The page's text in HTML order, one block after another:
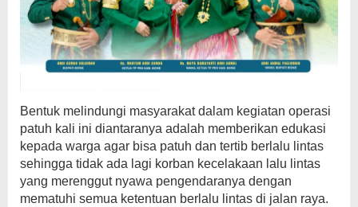
Bentuk melindungi masyarakat dalam kegiatan operasi
patuh kali ini diantaranya adalah memberikan edukasi
kepada warga agar bisa patuh dan tertib berlalu lintas
sehingga tidak ada lagi korban kecelakaan lalu lintas
yang merenggut nyawa pengendaranya dengan
mematuhi semua ketentuan berlalu lintas di jalan raya.